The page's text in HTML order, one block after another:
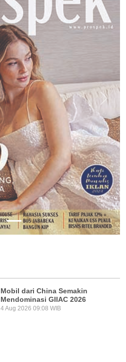
Next
Mobil dari China Semakin
Mendominasi GIIAC 2026
4 Aug 2026 09:08 WIB